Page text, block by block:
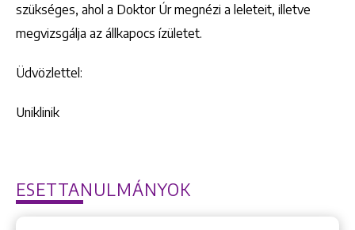
szükséges, ahol a Doktor Úr megnézi a leleteit, illetve
megvizsgálja az állkapocs ízületet.
Üdvözlettel:
Uniklinik
ESETTANULMÁNYOK